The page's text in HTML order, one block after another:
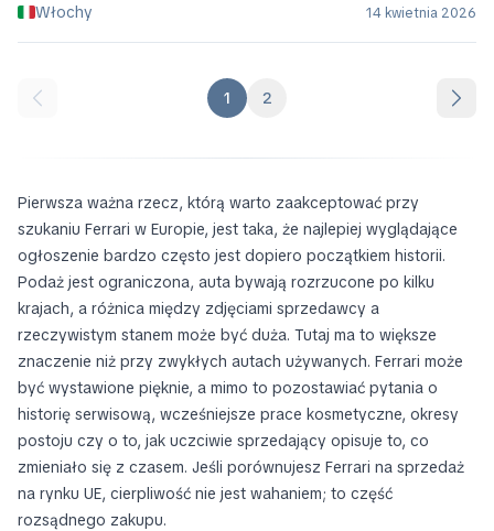
Włochy
14 kwietnia 2026
1 2
Pierwsza ważna rzecz, którą warto zaakceptować przy
szukaniu Ferrari w Europie, jest taka, że najlepiej wyglądające
ogłoszenie bardzo często jest dopiero początkiem historii.
Podaż jest ograniczona, auta bywają rozrzucone po kilku
krajach, a różnica między zdjęciami sprzedawcy a
rzeczywistym stanem może być duża. Tutaj ma to większe
znaczenie niż przy zwykłych autach używanych. Ferrari może
być wystawione pięknie, a mimo to pozostawiać pytania o
historię serwisową, wcześniejsze prace kosmetyczne, okresy
postoju czy o to, jak uczciwie sprzedający opisuje to, co
zmieniało się z czasem. Jeśli porównujesz Ferrari na sprzedaż
na rynku UE, cierpliwość nie jest wahaniem; to część
rozsądnego zakupu.